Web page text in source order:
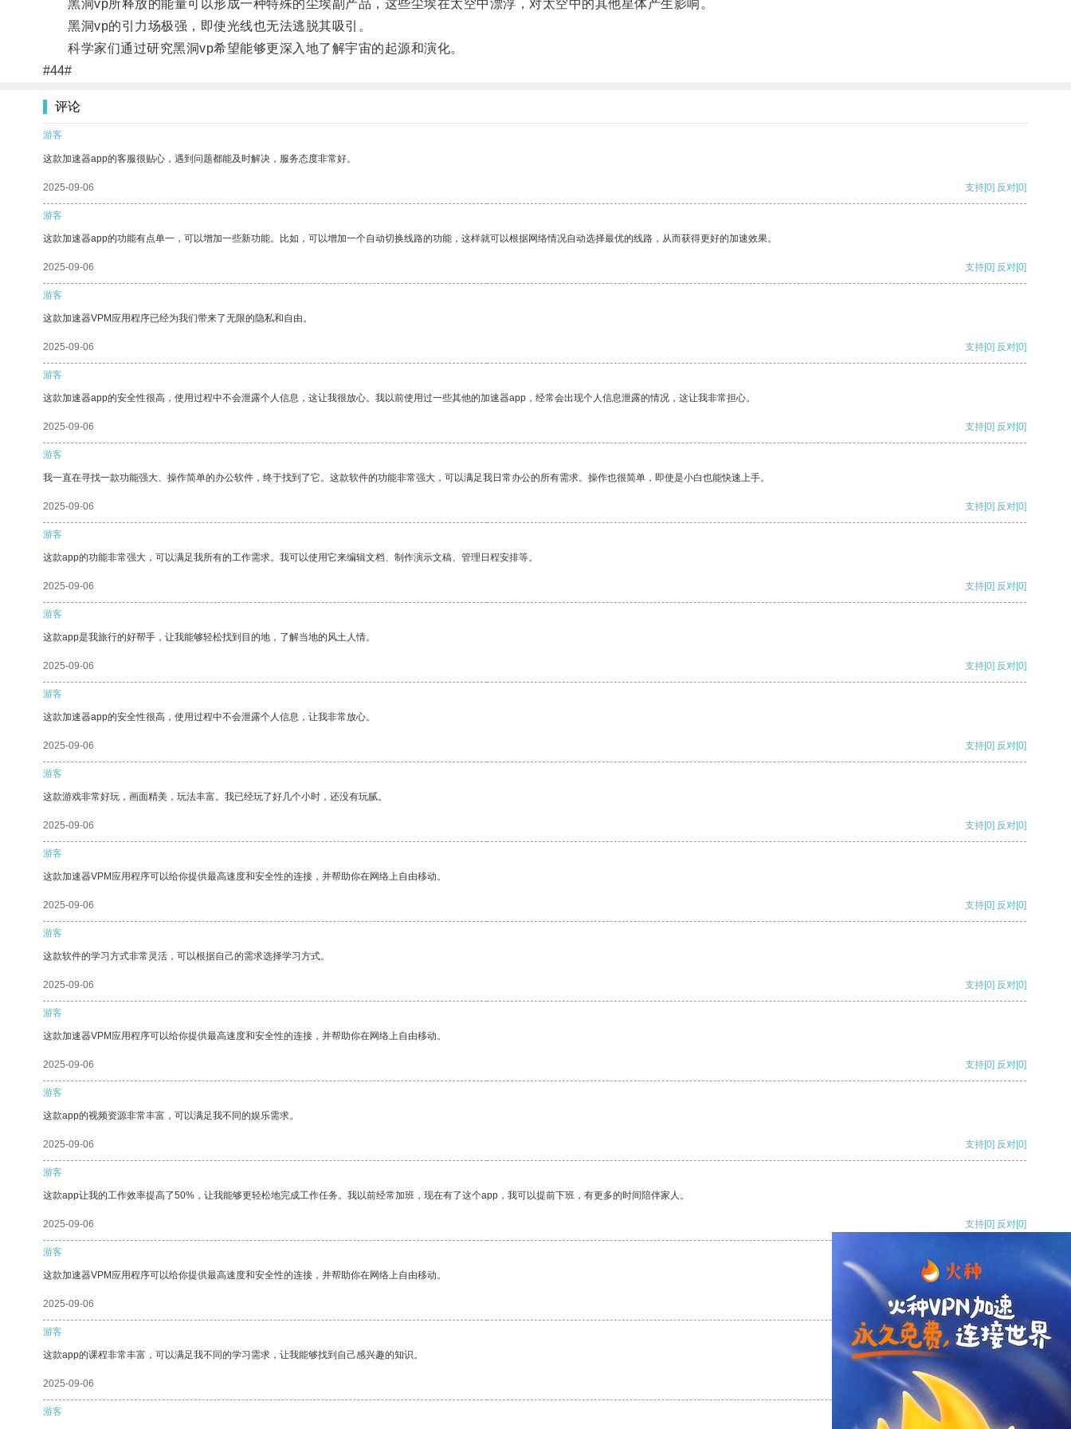
黑洞vp所释放的能量可以形成一种特殊的尘埃副产品，这些尘埃在太空中漂浮，对太空中的其他星体产生影响。
黑洞vp的引力场极强，即使光线也无法逃脱其吸引。
科学家们通过研究黑洞vp希望能够更深入地了解宇宙的起源和演化。
#44#
评论
游客
这款加速器app的客服很贴心，遇到问题都能及时解决，服务态度非常好。
2025-09-06 支持[0] 反对[0]
游客
这款加速器app的功能有点单一，可以增加一些新功能。比如，可以增加一个自动切换线路的功能，这样就可以根据网络情况自动选择最优的线路，从而获得更好的加速效果。
2025-09-06 支持[0] 反对[0]
游客
这款加速器VPM应用程序已经为我们带来了无限的隐私和自由。
2025-09-06 支持[0] 反对[0]
游客
这款加速器app的安全性很高，使用过程中不会泄露个人信息，这让我很放心。我以前使用过一些其他的加速器app，经常会出现个人信息泄露的情况，这让我非常担心。
2025-09-06 支持[0] 反对[0]
游客
我一直在寻找一款功能强大、操作简单的办公软件，终于找到了它。这款软件的功能非常强大，可以满足我日常办公的所有需求。操作也很简单，即使是小白也能快速上手。
2025-09-06 支持[0] 反对[0]
游客
这款app的功能非常强大，可以满足我所有的工作需求。我可以使用它来编辑文档、制作演示文稿、管理日程安排等。
2025-09-06 支持[0] 反对[0]
游客
这款app是我旅行的好帮手，让我能够轻松找到目的地，了解当地的风土人情。
2025-09-06 支持[0] 反对[0]
游客
这款加速器app的安全性很高，使用过程中不会泄露个人信息，让我非常放心。
2025-09-06 支持[0] 反对[0]
游客
这款游戏非常好玩，画面精美，玩法丰富。我已经玩了好几个小时，还没有玩腻。
2025-09-06 支持[0] 反对[0]
游客
这款加速器VPM应用程序可以给你提供最高速度和安全性的连接，并帮助你在网络上自由移动。
2025-09-06 支持[0] 反对[0]
游客
这款软件的学习方式非常灵活，可以根据自己的需求选择学习方式。
2025-09-06 支持[0] 反对[0]
游客
这款加速器VPM应用程序可以给你提供最高速度和安全性的连接，并帮助你在网络上自由移动。
2025-09-06 支持[0] 反对[0]
游客
这款app的视频资源非常丰富，可以满足我不同的娱乐需求。
2025-09-06 支持[0] 反对[0]
游客
这款app让我的工作效率提高了50%，让我能够更轻松地完成工作任务。我以前经常加班，现在有了这个app，我可以提前下班，有更多的时间陪伴家人。
2025-09-06 支持[0] 反对[0]
游客
这款加速器VPM应用程序可以给你提供最高速度和安全性的连接，并帮助你在网络上自由移动。
2025-09-06 支持[0] 反对
游客
这款app的课程非常丰富，可以满足我不同的学习需求，让我能够找到自己感兴趣的知识。
2025-09-06 支持
游客